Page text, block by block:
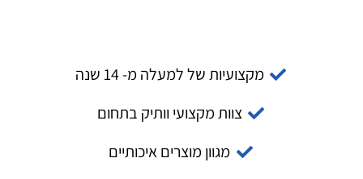
מקצועיות של למעלה מ- 14 שנה
צוות מקצועי וותיק בתחום
מגוון מוצרים איכותיים